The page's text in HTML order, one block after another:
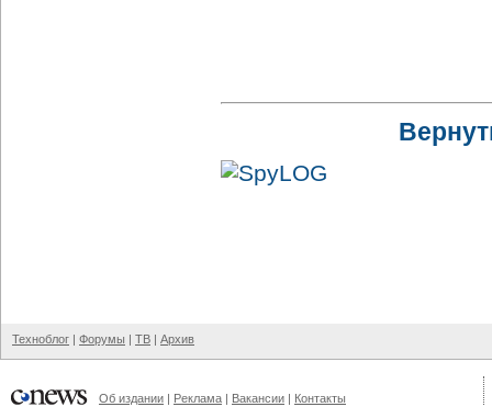
Техноблог | Форумы | ТВ | Архив
Об издании | Реклама | Вакансии | Контакты